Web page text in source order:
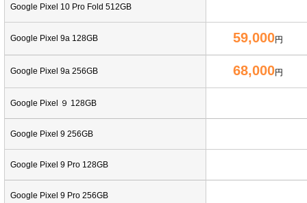
Google Pixel 10 Pro Fold 512GB
Google Pixel 9a 128GB 59,000円
Google Pixel 9a 256GB 68,000円
Google Pixel ９ 128GB
Google Pixel 9 256GB
Google Pixel 9 Pro 128GB
Google Pixel 9 Pro 256GB